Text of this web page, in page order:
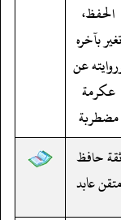
الحفظ،
تغير بآخره
عن
عكرمة
مضطربة
ثقة حافظ
متقن عابد